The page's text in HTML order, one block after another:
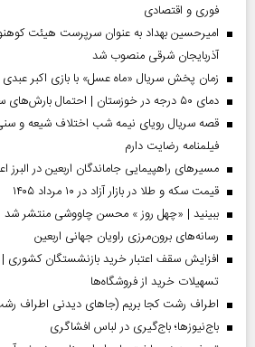
فوری و اقتصادی
امیرحسین بهداد به عنوان سرپرست هیئت
آذربایجان شرقی منصوب شد
زمان پخش سریال «ماه عسل» با بازی اکبر عبدی
دمای ۵۰ درجه در خوزستان | احتمال بارش‌های سیل‌آسا در ۳ استان
قصه سریال رویای نیمه شب اختلاف شیعه و
فیلمنامه رضایت دارم
مسیر‌های راهپیمایی جاماندگان اربعین در البرز
قیمت سکه و طلا در بازار آزاد در ۱۰ مرداد ۱۴۰۵
ببینید | «چهل روز » محسن چاووشی منتشر شد
رسانه‌های برون‌مرزی راویان جهانی اربعین
افزایش سقف اعتبار خرید بازنشستگان کشوری |
تسهیلات خرید از فروشگاه‌ها
اطراف رشت کجا بریم (جاهای دیدنی اطراف
باج‌نیوزها؛ باج‌گیری در لباس افشاگری